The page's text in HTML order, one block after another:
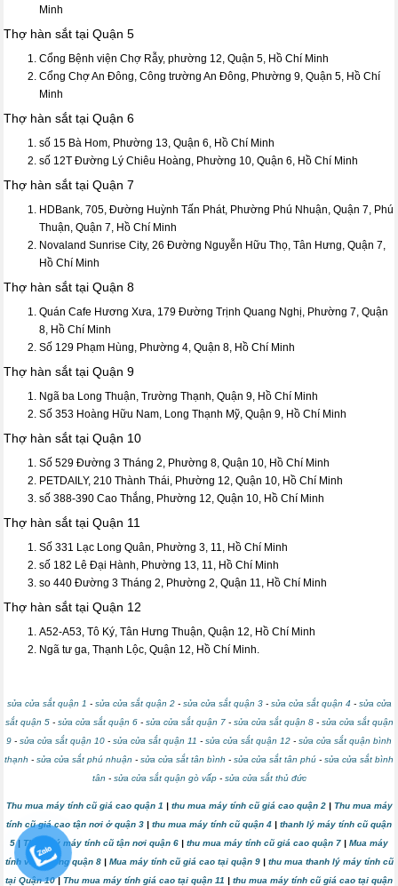
Minh
Thợ hàn sắt tại Quận 5
Cổng Bệnh viện Chợ Rẫy, phường 12, Quận 5, Hồ Chí Minh
Cổng Chợ An Đông, Công trường An Đông, Phường 9, Quận 5, Hồ Chí
Minh
Thợ hàn sắt tại Quận 6
số 15 Bà Hom, Phường 13, Quận 6, Hồ Chí Minh
số 12T Đường Lý Chiêu Hoàng, Phường 10, Quận 6, Hồ Chí Minh
Thợ hàn sắt tại Quận 7
HDBank, 705, Đường Huỳnh Tấn Phát, Phường Phú Nhuận, Quận 7, Phú
Thuận, Quận 7, Hồ Chí Minh
Novaland Sunrise City, 26 Đường Nguyễn Hữu Thọ, Tân Hưng, Quận 7,
Hồ Chí Minh
Thợ hàn sắt tại Quận 8
Quán Cafe Hương Xưa, 179 Đường Trịnh Quang Nghị, Phường 7, Quận
8, Hồ Chí Minh
Số 129 Phạm Hùng, Phường 4, Quận 8, Hồ Chí Minh
Thợ hàn sắt tại Quận 9
Ngã ba Long Thuận, Trường Thạnh, Quận 9, Hồ Chí Minh
Số 353 Hoàng Hữu Nam, Long Thạnh Mỹ, Quận 9, Hồ Chí Minh
Thợ hàn sắt tại Quận 10
Số 529 Đường 3 Tháng 2, Phường 8, Quận 10, Hồ Chí Minh
PETDAILY, 210 Thành Thái, Phường 12, Quận 10, Hồ Chí Minh
số 388-390 Cao Thắng, Phường 12, Quận 10, Hồ Chí Minh
Thợ hàn sắt tại Quận 11
Số 331 Lạc Long Quân, Phường 3, 11, Hồ Chí Minh
số 182 Lê Đại Hành, Phường 13, 11, Hồ Chí Minh
so 440 Đường 3 Tháng 2, Phường 2, Quận 11, Hồ Chí Minh
Thợ hàn sắt tại Quận 12
A52-A53, Tô Ký, Tân Hưng Thuận, Quận 12, Hồ Chí Minh
Ngã tư ga, Thạnh Lộc, Quận 12, Hồ Chí Minh.
sửa cửa sắt quận 1 - sửa cửa sắt quận 2- sửa cửa sắt quận 3- sửa cửa sắt quận 4 - sửa cửa
sắt quận 5- sửa cửa sắt quận 6- sửa cửa sắt quận 7- sửa cửa sắt quận 8- sửa cửa sắt quận
9 - sửa cửa sắt quận 10 - sửa cửa sắt quận 11 - sửa cửa sắt quận 12 - sửa cửa sắt quận bình
thạnh - sửa cửa sắt phú nhuận - sửa cửa sắt tân bình - sửa cửa sắt tân phú - sửa cửa sắt bình
tân - sửa cửa sắt quận gò vấp- sửa cửa sắt thủ đức
Thu mua máy tính cũ giá cao quận 1 | thu mua máy tính cũ giá cao quận 2 | Thu mua máy
tính cũ giá cao tận nơi ở quận 3 | thu mua máy tính cũ quận 4 | thanh lý máy tính cũ quận
5 | Thanh lý máy tính cũ tận nơi quận 6 | thu mua máy tính cũ giá cao quận 7 | Mua máy
tính văn phòng quận 8 | Mua máy tính cũ giá cao tại quận 9| thu mua thanh lý máy tính cũ
tại Quận 10 | Thu mua máy tính giá cao tại quận 11 | thu mua máy tính cũ giá cao tại quận